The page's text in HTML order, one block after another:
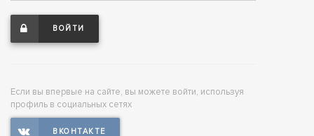
ВОЙТИ
Если вы впервые на сайте, вы можете войти, используя
профиль в социальных сетях